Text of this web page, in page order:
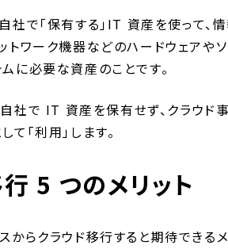
社で「保有する」IT 資産を使って
トワーク機器などのハードウェアや
に必要な資産のことです。
自社で IT 資産を保有せず、クラウ
て「利用」します。
5 つのメリット
からクラウド移行すると期待できる